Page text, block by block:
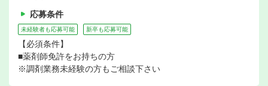
応募条件
未経験者も応募可能 新卒も応募可能
【必須条件】
■薬剤師免許をお持ちの方
※調剤業務未経験の方もご相談下さい